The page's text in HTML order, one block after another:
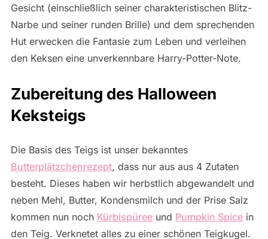
Gesicht (einschließlich seiner charakteristischen Blitz-
Narbe und seiner runden Brille) und dem sprechenden
Hut erwecken die Fantasie zum Leben und verleihen
den Keksen eine unverkennbare Harry-Potter-Note.
Zubereitung des Halloween
Keksteigs
Die Basis des Teigs ist unser bekanntes
Butterplätzchenrezept, dass nur aus aus 4 Zutaten
besteht. Dieses haben wir herbstlich abgewandelt und
neben Mehl, Butter, Kondensmilch und der Prise Salz
kommen nun noch Kürbispüreeund Pumpkin Spicein
den Teig. Verknetet alles zu einer schönen Teigkugel.